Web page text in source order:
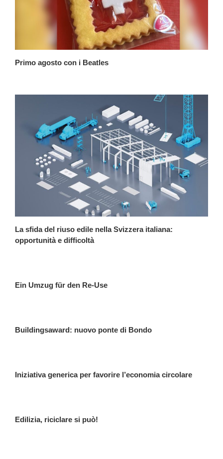
Primo agosto con i Beatles
La sfida del riuso edile nella Svizzera italiana:
opportunità e difficoltà
Ein Um­zug für den Re-Use
Buildingsaward: nuovo ponte di Bondo
Iniziativa generica per favorire l’economia circolare
Edilizia, riciclare si può!